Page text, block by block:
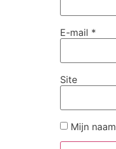
E-mail *
Site
Mijn